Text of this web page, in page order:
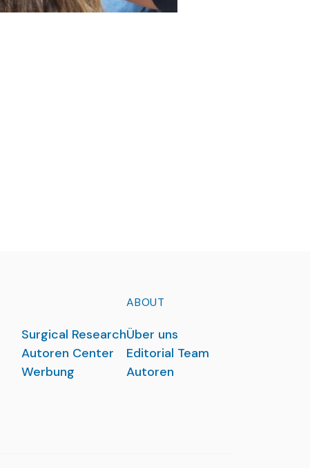
Surgical Research
Autoren Center
Werbung
ABOUT
Über uns
Editorial Team
Autoren